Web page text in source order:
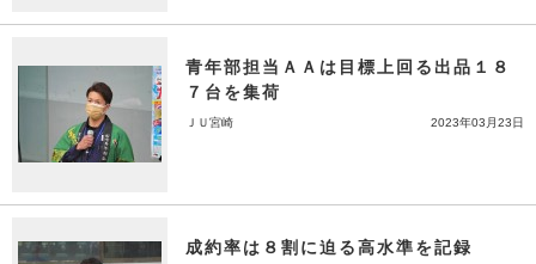
青年部担当ＡＡは目標上回る出品１８
７台を集荷
ＪＵ宮崎 2023年03月23日
成約率は８割に迫る高水準を記録